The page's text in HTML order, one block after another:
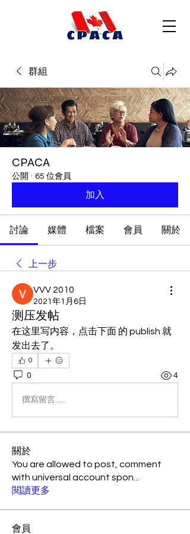
群組
CPACA
公開 · 65 位會員
加入
討論 媒體 檔案 會員 關於
上一步
VVV 2010
2021年1月6日
测压发帖
在这里写内容，点击下面 的 publish 就
发出去了。
0
0 4
撰寫留言......
關於
You are allowed to post, comment
with universal account spon
閱讀更多
會員